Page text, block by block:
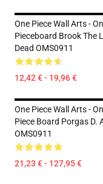
One Piece Wall Arts -
Pieceboard Brook The
Dead OMS0911
12,42 € - 19,96 €
One Piece Wall Arts -
Piece Board Porgas D.
OMS0911
21,23 € - 127,95 €